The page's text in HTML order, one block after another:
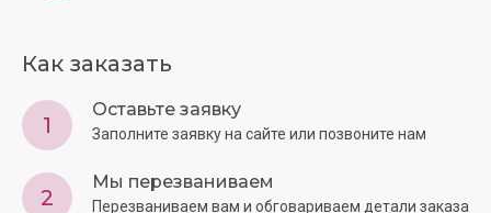
Как заказать
1
Оставьте заявку
Заполните заявку на сайте или позвоните нам
2
Мы перезваниваем
Перезваниваем вам и обговариваем детали заказа